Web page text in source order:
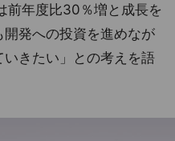
前年度比30％増と成長を
発への投資を進めなが
きたい」との考えを語